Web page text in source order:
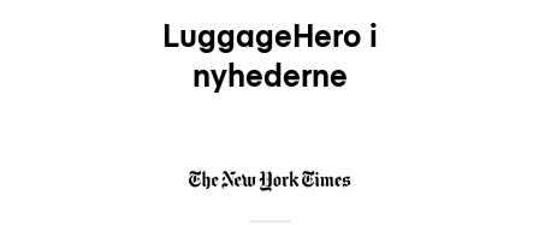
LuggageHero i
nyhederne